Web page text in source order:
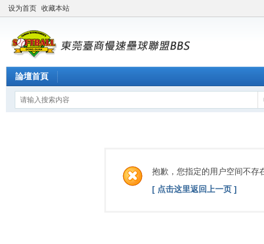
设为首页 收藏本站
論壇首頁
抱歉，您指定的用户空间不存
[ 点击这里返回上一页 ]